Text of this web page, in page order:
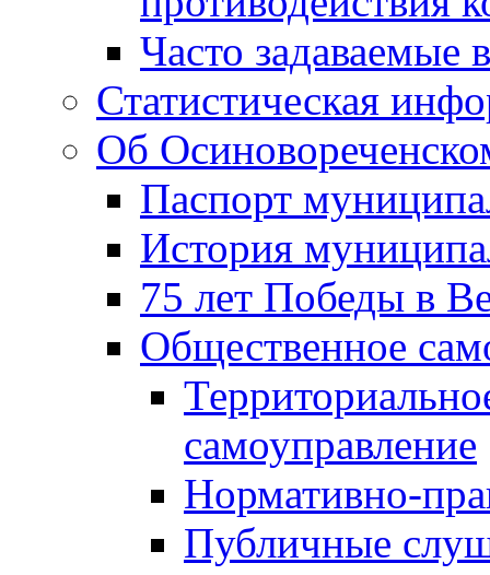
Часто задаваемые
Статистическая
Об
Паспорт
История
75 лет Победы в
Общественное
самоуправление
Нормативно-
Публичные